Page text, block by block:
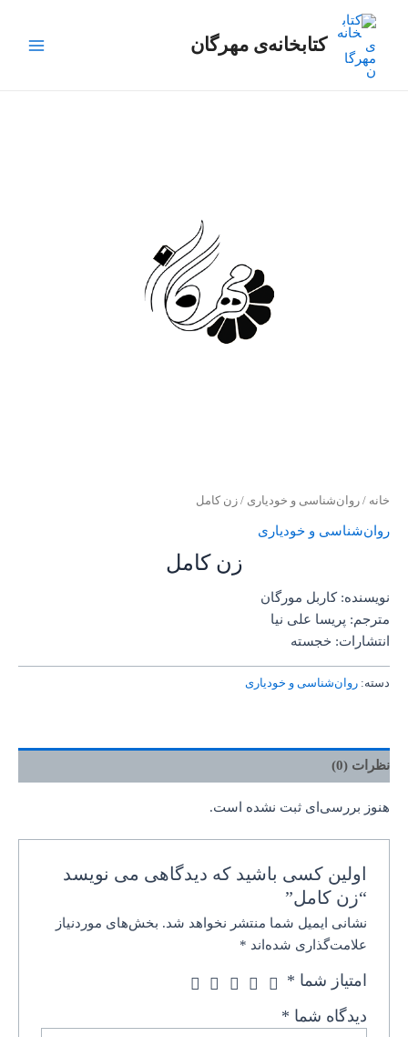
کتابخانه‌ی مهرگان
Menu
خانه / روان‌‌شناسی و خودیاری / زن کامل
روان‌‌شناسی و خودیاری
زن کامل
نویسنده: کاربل مورگان
مترجم: پریسا علی نیا
انتشارات: خجسته
دسته: روان‌‌شناسی و خودیاری
نظرات (0)
هنوز بررسی‌ای ثبت نشده است.
اولین کسی باشید که دیدگاهی می نویسد
“زن کامل”
نشانی ایمیل شما منتشر نخواهد شد. بخش‌های موردنیاز
علامت‌گذاری شده‌اند *
امتیاز شما *
دیدگاه شما *